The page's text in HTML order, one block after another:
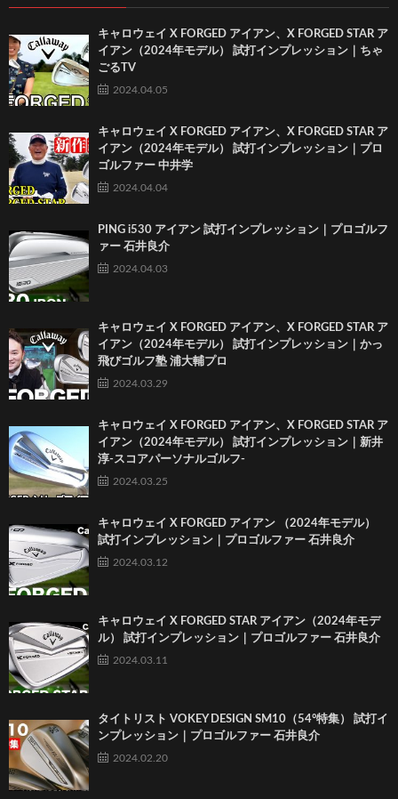
キャロウェイ X FORGED アイアン、X FORGED STAR ア
イアン（2024年モデル） 試打インプレッション｜ちゃ
ごるTV
2024.04.05
キャロウェイ X FORGED アイアン、X FORGED STAR ア
イアン（2024年モデル） 試打インプレッション｜プロ
ゴルファー 中井学
2024.04.04
PING i530 アイアン 試打インプレッション｜プロゴルフ
ァー 石井良介
2024.04.03
キャロウェイ X FORGED アイアン、X FORGED STAR ア
イアン（2024年モデル） 試打インプレッション｜かっ
飛びゴルフ塾 浦大輔プロ
2024.03.29
キャロウェイ X FORGED アイアン、X FORGED STAR ア
イアン（2024年モデル） 試打インプレッション｜新井
淳-スコアパーソナルゴルフ-
2024.03.25
キャロウェイ X FORGED アイアン （2024年モデル）
試打インプレッション｜プロゴルファー 石井良介
2024.03.12
キャロウェイ X FORGED STAR アイアン（2024年モデ
ル） 試打インプレッション｜プロゴルファー 石井良介
2024.03.11
タイトリスト VOKEY DESIGN SM10（54°特集） 試打イ
ンプレッション｜プロゴルファー 石井良介
2024.02.20